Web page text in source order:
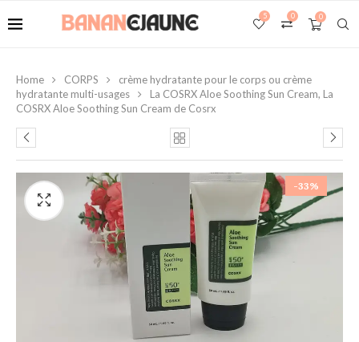
0
0
5
Home CORPS
crème hydratante pour le corps ou crème
hydratante multi-usages
La COSRX Aloe Soothing Sun Cream, La
COSRX Aloe Soothing Sun Cream de Cosrx
-33%